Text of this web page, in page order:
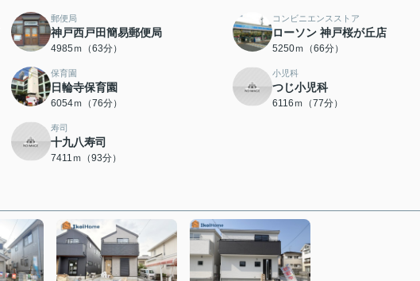
郵便局
神戸西戸田簡易郵便局
4985ｍ（63分）
コンビニエンスストア
ローソン 神戸桜が丘店
5250ｍ（66分）
保育園
日輪寺保育園
6054ｍ（76分）
小児科
つじ小児科
6116ｍ（77分）
寿司
十九八寿司
7411ｍ（93分）